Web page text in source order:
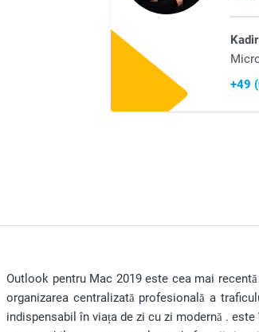
+49
Outlook pentru Mac 2019 este cea mai
organizarea centralizată profesională a
indispensabil în viața de zi cu zi modernă .